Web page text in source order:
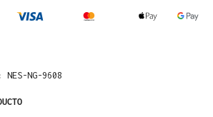
NES-NG-9608